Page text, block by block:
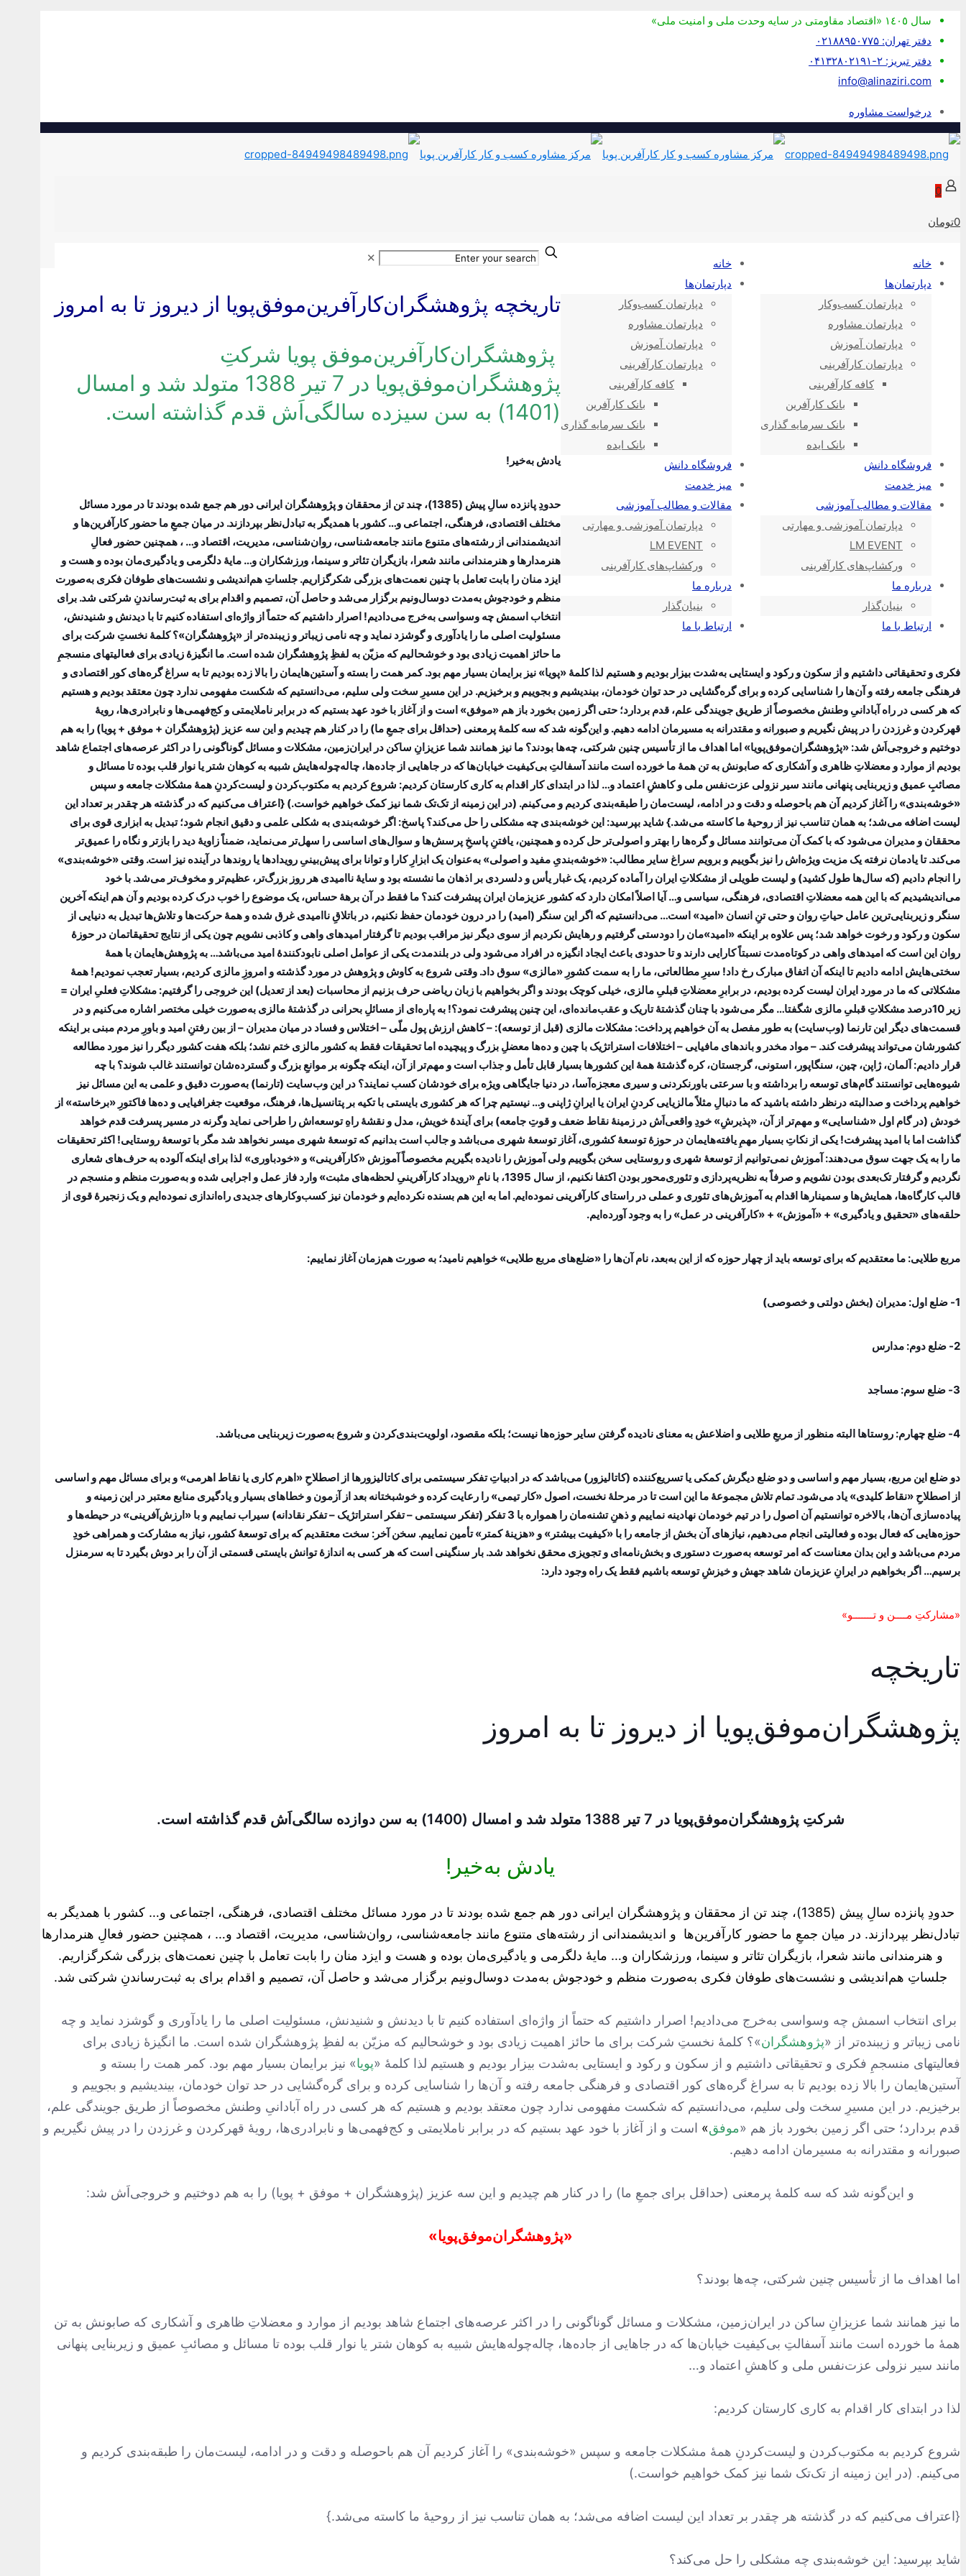
سال ١٤٠٥ «اقتصاد مقاومتی در سايه وحدت ملی و امنيت ملی»
دفتر تهران: ۰۲۱۸۸۹۵۰۷۷۵
دفتر تبریز: ۲-۰۴۱۳۲۸۰۲۱۹۱
info@alinaziri.com
درخواست مشاوره
0
0تومان
خانه
دپارتمان‌ها
دپارتمان کسب‌وکار
دپارتمان مشاوره
دپارتمان آموزش
دپارتمان کارآفرینی
کافه کارآفرینی
بانک کارآفرین
بانک سرمایه گذاری
بانک ایده
فروشگاه دانش
میز خدمت
مقالات و مطالب آموزشی
دپارتمان آموزشی و مهارتی
LM EVENT
ورکشاپ‌های کارآفرینی
درباره ما
بنیان‌گذار
ارتباط با ما
خانه
دپارتمان‌ها
دپارتمان کسب‌وکار
دپارتمان مشاوره
دپارتمان آموزش
دپارتمان کارآفرینی
کافه کارآفرینی
بانک کارآفرین
بانک سرمایه گذاری
بانک ایده
فروشگاه دانش
میز خدمت
مقالات و مطالب آموزشی
دپارتمان آموزشی و مهارتی
LM EVENT
ورکشاپ‌های کارآفرینی
درباره ما
بنیان‌گذار
ارتباط با ما
✕
تاریخچه پژوهشگران‌‌کارآفرین‌موفق‌پویا از دیروز تا به امروز
پژوهشگران‌کارآفرین‌موفق پویا شرکتِ
پژوهشگران‌موفق‌پویا در 7 تیر 1388 متولد شد و امسال
(1401) به سن سیزده سالگی‌اَش‌ قدم گذاشته است.
یادش به‌خیر!
حدودِ پانزده سالِ پیش (1385)، چند تن از محققان و پژوهشگران ایرانی دور هم جمع شده بودند تا در مورد مسائل
مختلف اقتصادی، فرهنگی، اجتماعی و… کشور با همدیگر به تبادل‌نظر بپردازند. در میان جمعِ ما حضور کارآفرین‌ها و
اندیشمندانی از رشته‌های متنوع مانند جامعه‌شناسی، روان‌شناسی، مدیریت، اقتصاد و… ، همچنین حضور فعالِ
هنرمدارها و هنرمندانی مانند شعرا، بازیگران تئاتر و سینما، ورزشکاران و… مایۀ دلگرمی و یادگیری‌مان بوده و هست و
ایزد منان را بابت تعامل با چنین نعمت‌های بزرگی شکرگزاریم. جلساتِ هم‌اندیشی و نشست‌های طوفان‌ فکری به‌صورت
منظم و خودجوش به‌مدت دوسال‌ونیم برگزار می‌شد و حاصل آن، تصمیم و اقدام برای به ثبت‌رساندنِ شرکتی شد. برای
انتخاب اسمش چه وسواسی به‌خرج می‌دادیم! اصرار داشتیم که حتماً از واژه‌ای استفاده کنیم تا با دیدنش و شنیدنش،
مسئولیت اصلی ما را یادآوری و گوشزد نماید و چه نامی زیباتر و زیبنده‌تر از «پژوهشگران»؟ کلمۀ نخستِ شرکت برای
ما حائز اهمیت زیادی بود و خوشحالیم که مزیّن به لفظِ پژوهشگران شده است. ما انگیزۀ زیادی برای فعالیت‎های منسجمِ
فکری و تحقیقاتی داشتیم و از سکون و رکود و ایستایی به‌شدت بیزار بودیم و هستیم لذا کلمۀ «پویا» نیز برایمان بسیار مهم بود. کمر همت را بسته و آستین‌هایمان را بالا زده بودیم تا به سراغ گره‌های کور اقتصادی و
فرهنگی جامعه رفته و آن‌ها را شناسایی کرده و برای گره‌گشایی‌ در حد توان خودمان، بیندیشیم و بجوییم و برخیزیم. در این مسیرِ سخت ولی سلیم، می‌دانستیم که شکست مفهومی ندارد چون معتقد بودیم و هستیم
که هر کسی در راه آبادانیِ وطنش مخصوصاً از طریق جویندگی علم، قدم بردارد؛ حتی اگر زمین بخورد باز هم «موفق» است و از آغاز با خود عهد بستیم که در برابر ناملایمتی و کج‌فهمی‌ها و نابرادری‌ها، رویۀ
قهرکردن و غرزدن را در پیش نگیریم و صبورانه و مقتدرانه به مسیرمان ادامه دهیم. و این‌گونه شد که سه کلمۀ پرمعنی (حداقل برای جمعِ ما) را در کنار هم چیدیم و این سه عزیز (پژوهشگران + موفق + پویا) را به هم
دوختیم و خروجی‌اَش شد: «پژوهشگران‌موفق‌پویا» اما اهداف ما از تأسیس چنین شرکتی، چه‌ها بودند؟ ما نیز همانند شما عزیزانِ ساکن در ایران‌زمین، مشکلات و مسائل گوناگونی را در اکثر عرصه‌های اجتماع شاهد
بودیم از موارد و معضلاتِ ظاهری و آشکاری که صابونش به تن همۀ ما خورده است مانند آسفالتِ بی‌کیفیت خیابان‌ها که در جاهایی از جاده‌ها، چاله‌چوله‌هایش شبیه به کوهان شتر یا نوار قلب بوده تا مسائل و
مصائبِ عمیق و زیربنایی پنهانی مانند سیر نزولی عزت‌نفس ملی و کاهشِ اعتماد و… لذا در ابتدای کار اقدام به کاری کارستان کردیم: شروع کردیم به مکتوب‌کردن و لیست‌کردنِ همۀ مشکلات جامعه و سپس
«خوشه‌بندی» را آغاز کردیم آن هم باحوصله و دقت و در ادامه، لیست‌مان را طبقه‌بندی کردیم و می‌کینم. (در این زمینه از تک‌تک شما نیز کمک خواهیم خواست.) {اعتراف می‌کنیم که در گذشته هر چقدر بر تعداد این
لیست اضافه می‌شد؛ به همان تناسب نیز از روحیۀ ما کاسته می‌شد.} شاید بپرسید: این خوشه‌بندی چه مشکلی را حل می‌کند؟ پاسخ: اگر خوشه‌بندی به شکلی علمی و دقیق انجام شود؛ تبدیل به ابزاری قوی برای
محققان و مدیران می‌شود که با کمک آن می‌توانند مسائل و گره‌ها را بهتر و اصولی‌تر حل کرده و همچنین، یافتنِ پاسخِ پرسش‌ها و سوال‌های اساسی را سهل‌تر می‌نماید، ضمناً زاویۀ دید را بازتر و نگاه را عمیق‌تر
می‌کند. تا یادمان نرفته یک مزیت ویژه‌اش را نیز بگوییم و برویم سراغ سایر مطالب: «خوشه‌بندیِ مفید و اصولی» به‌عنوان یک ابزارِ کارا و توانا برای پیش‌بینیِ رویدادها یا روندها در آینده نیز است. وقتی «خوشه‌بندی»
را انجام دادیم (که سال‌ها طول کشید) و لیست طویلی از مشکلاتِ ایران را آماده کردیم، یک غبار یأس و دلسردی بر اذهان ما نشسته بود و سایۀ ناامیدی هر روز بزرگ‌تر، عظیم‌تر و مخوف‌تر می‌شد. با خود
می‌اندیشیدیم که با این همه معضلاتِ اقتصادی، فرهنگی، سیاسی و… آیا اصلاً امکان دارد که کشور عزیزمان ایران پیشرفت کند؟ ما فقط در آن برهۀ حساس، یک موضوع را خوب درک کرده بودیم و آن هم اینکه آخرین
سنگر و زیربنایی‌ترین عامل حیاتِ روان و حتی تنِ انسان «امید» است… می‌دانستیم که اگر این سنگر (امید) را در درون خودمان حفظ نکنیم، در باتلاقِ ناامیدی غرق شده و همۀ حرکت‌ها و تلاش‌ها تبدیل به دنیایی از
سکون و رکود و رخوت خواهد شد؛ پس علاوه بر اینکه «امید»مان را دودستی گرفتیم و رهایش نکردیم از سوی دیگر نیز مراقب بودیم تا گرفتار امیدهای واهی و کاذبی نشویم چون یکی از نتایج تحقیقاتمان در حوزۀ
روان این است که امیدهای واهی در کوتاه‌مدت نسبتاً کارایی دارند و تا حدودی باعث ایجاد انگیزه در افراد می‌شود ولی در بلندمدت یکی از عوامل اصلی نابودکنندۀ امید می‌باشد… به پژوهش‌هایمان با همۀ
سختی‌هایش ادامه دادیم تا اینکه آن اتفاق مبارک رخ داد! سیرِ مطالعاتی، ما را به سمت کشورِ «مالزی» سوق داد. وقتی شروع به کاوش و پژوهش در مورد گذشته و امروزِ مالزی کردیم، بسیار تعجب نمودیم! همۀ
مشکلاتی که ما در مورد ایران لیست کرده بودیم، در برابرِ معضلاتِ قبلیِ مالزی، خیلی کوچک بودند و اگر بخواهیم با زبان ریاضی حرف بزنیم از محاسبات (بعد از تعدیل) این خروجی را گرفتیم: مشکلاتِ فعلیِ ایران =
زیر 10درصد مشکلاتِ قبلیِ مالزی شگفتا… مگر می‌شود با چنان گذشتۀ تاریک و عقب‌مانده‌ای، این چنین پیشرفت نمود؟! به پاره‌ای از مسائلِ بحرانی در گذشتۀ مالزی به‌صورت خیلی مختصر اشاره می‌کنیم و در
قسمت‌های دیگر این تارنما (وب‌سایت) به‌ طور مفصل به آن خواهیم پرداخت: مشکلات مالزی (قبل از توسعه): – کاهش ارزش پول ملّی – اختلاس و فساد در میان مدیران – از بین رفتنِ امید و باورِ مردم مبنی بر اینکه
کشورشان می‌تواند پیشرفت کند. – مواد مخدر و باندهای مافیایی – اختلافات استراتژیک با چین و ده‌ها معضلِ بزرگ و پیچیده اما تحقیقات فقط به کشور مالزی ختم نشد؛ بلکه هفت کشور دیگر را نیز مورد مطالعه
قرار دادیم: آلمان، ژاپن، چین، سنگاپور، استونی، گرجستان، کره گذشتۀ همۀ این کشورها بسیار قابل تأمل و جذاب است و مهم‌تر از آن، اینکه چگونه بر موانعِ بزرگ و گسترده‌شان توانستند غالب شوند؟ با چه
شیوه‌هایی توانستند گام‌های توسعه را برداشته و با سرعتی باورنکردنی و سیری معجزه‌آسا، در دنیا جایگاهی ویژه برای خودشان کسب نمایند؟ در این وب‌سایت (تارنما) به‌صورت دقیق و علمی به این مسائل نیز
خواهیم پرداخت و صدالبته درنظر داشته باشید که ما دنبالِ مثلاً مالزیایی کردنِ ایران یا ایرانِ ژاپنی و… نیستیم چرا که هر کشوری بایستی با تکیه بر پتانسیل‌ها، فرهنگ‌، موقعیت جغرافیایی و ده‌ها فاکتورِ «برخاسته» از
خودش (در گام اول «شناسایی» و مهم‌تر از آن، «پذیرشِ» خودِ واقعی‌اَش در زمینۀ نقاط ضعف و قوتِ جامعه‌) برای آیندۀ خویش، مدل و نقشۀ راهِ توسعه‌اش را طراحی نماید وگرنه در مسیر پسرفت قدم خواهد
گذاشت اما با امید پیشرفت! یکی از نکاتِ بسیار مهمِ یافته‌هایمان در حوزۀ توسعۀ کشوری، آغاز توسعۀ شهری می‌باشد و جالب است بدانیم که توسعۀ شهری میسر نخواهد شد مگر با توسعۀ روستایی! اکثر تحقیقات
ما را به یک جهت سوق می‌دهند: آموزش نمی‌توانیم از توسعۀ شهری و روستایی سخن بگوییم ولی آموزش را نادیده بگیریم مخصوصاً آموزش «کارآفرینی» و «خودباوری» لذا برای اینکه آلوده به حرف‌های شعاری
نگردیم و گرفتار تک‌بعدی بودن نشویم و صرفاً به نظریه‌پردازی و تئوری‌محور بودن اکتفا نکنیم، از سال 1395، با نامِ «رویداد کارآفرینیِ لحظه‌های مثبت» وارد فاز عمل و اجرایی شده‌ و به‌صورت منظم و منسجم در
قالب کارگاه‌ها، همایش‌ها و سمینارها اقدام به آموزش‌های تئوری و عملی در راستای کارآفرینی نموده‌ایم. اما به این هم بسنده نکرده‌ایم و خودمان نیز کسب‌وکارهای جدیدی راه‌اندازی نموده‌ایم و یک زنجیرۀ قوی از
حلقه‌های «تحقیق و یادگیری» + «آموزش» + «کارآفرینی در عمل» را به وجود آورده‌ایم.
مربع طلایی: ما معتقدیم که برای توسعه باید از چهار حوزه که از این به‌بعد، نام آن‌ها را «ضلع‌های مربع طلایی» خواهیم نامید؛ به صورت هم‌زمان آغاز نماییم:
1- ضلع اول: مدیران (بخش دولتی و خصوصی)
2- ضلع دوم: مدارس
3- ضلع سوم: مساجد
4- ضلع چهارم: روستاها البته منظور از مربعِ طلایی و اضلاعش به معنای نادیده گرفتن سایر حوزه‌ها نیست؛ بلکه مقصود، اولویت‌بندی‌کردن و شروع به‌صورت زیربنایی می‌باشد.
دو ضلع این مربع، بسیار مهم و اساسی و دو ضلع دیگرش کمکی یا تسریع‌کننده (کاتالیزور) می‌باشد که در ادبیاتِ تفکر سیستمی برای کاتالیزورها از اصطلاحِ «اهرم کاری یا نقاط اهرمی» و برای مسائل مهم و اساسی
از اصطلاحِ «نقاط کلیدی» یاد می‌شود. تمام تلاش مجموعۀ ما این است تا در مرحلۀ نخست، اصول «کار تیمی» را رعایت کرده و خوشبختانه بعد از آزمون و خطاهای بسیار و یادگیری منابع معتبر در این زمینه و
پیاده‌سازی آن‌ها، بالاخره توانستیم آن اصول را در تیم خودمان نهادینه نماییم و ذهنِ تشنه‌مان را همواره با 3 تفکر (تفکر سیستمی – تفکر استراتژیک – تفکر نقادانه) سیراب نماییم و با «ارزش‌آفرینی» در حیطه‌ها و
حوزه‌هایی که فعال بوده و فعالیتی انجام می‌دهیم، نیازهای آن بخش از جامعه را با «کیفیت بیشتر» و «هزینۀ کمتر» تأمین نماییم. سخن آخر: سخت معتقدیم که برای توسعۀ کشور، نیاز به مشارکت و همراهی خودِ
مردم می‌باشد و این بدان معناست که امر توسعه به‌صورت دستوری و بخش‌نامه‌ای و تجویزی محقق نخواهد شد. بار سنگینی است که هر کسی به اندازۀ توانش بایستی قسمتی از آن را بر دوش بگیرد تا به سرمنزل
برسیم… اگر بخواهیم در ایرانِ عزیزمان شاهد جهش و خیزشِ توسعه باشیم فقط یک راه وجود دارد:
«مشارکتِ مــــن و تـــــــو»
تاریخچه
پژوهشگران‌موفق‌پویا از دیروز تا به امروز
شرکتِ پژوهشگران‌موفق‌پویا در 7 تیر 1388 متولد شد و امسال (1400) به سن دوازده سالگی‌اَش‌ قدم گذاشته است.
یادش به‌خیر!
حدودِ پانزده سالِ پیش (1385)، چند تن از محققان و پژوهشگران ایرانی دور هم جمع شده بودند تا در مورد مسائل مختلف اقتصادی، فرهنگی، اجتماعی و… کشور با همدیگر به
تبادل‌نظر بپردازند. در میان جمعِ ما حضور کارآفرین‌ها و اندیشمندانی از رشته‌های متنوع مانند جامعه‌شناسی، روان‌شناسی، مدیریت، اقتصاد و… ، همچنین حضور فعالِ هنرمدارها
و هنرمندانی مانند شعرا، بازیگران تئاتر و سینما، ورزشکاران و… مایۀ دلگرمی و یادگیری‌مان بوده و هست و ایزد منان را بابت تعامل با چنین نعمت‌های بزرگی شکرگزاریم.
جلساتِ هم‌اندیشی و نشست‌های طوفان‌ فکری به‌صورت منظم و خودجوش به‌مدت دوسال‌ونیم برگزار می‌شد و حاصل آن، تصمیم و اقدام برای به ثبت‌رساندنِ شرکتی شد.
برای انتخاب اسمش چه وسواسی به‌خرج می‌دادیم! اصرار داشتیم که حتماً از واژه‌ای استفاده کنیم تا با دیدنش و شنیدنش، مسئولیت اصلی ما را یادآوری و گوشزد نماید و چه
نامی زیباتر و زیبنده‌تر از «پژوهشگران»؟ کلمۀ نخستِ شرکت برای ما حائز اهمیت زیادی بود و خوشحالیم که مزیّن به لفظِ پژوهشگران شده است. ما انگیزۀ زیادی برای
فعالیت‎های منسجمِ فکری و تحقیقاتی داشتیم و از سکون و رکود و ایستایی به‌شدت بیزار بودیم و هستیم لذا کلمۀ «
پویا» نیز برایمان بسیار مهم بود. کمر همت را بسته و
آستین‌هایمان را بالا زده بودیم تا به سراغ گره‌های کور اقتصادی و فرهنگی جامعه رفته و آن‌ها را شناسایی کرده و برای گره‌گشایی‌ در حد توان خودمان، بیندیشیم و بجوییم و
برخیزیم. در این مسیرِ سخت ولی سلیم، می‌دانستیم که شکست مفهومی ندارد چون معتقد بودیم و هستیم که هر کسی در راه آبادانیِ وطنش مخصوصاً از طریق جویندگی علم،
قدم بردارد؛ حتی اگر زمین بخورد باز هم «موفق» است و از آغاز با خود عهد بستیم که در برابر ناملایمتی و کج‌فهمی‌ها و نابرادری‌ها، رویۀ قهرکردن و غرزدن را در پیش نگیریم و
صبورانه و مقتدرانه به مسیرمان ادامه دهیم.
و این‌گونه شد که سه کلمۀ پرمعنی (حداقل برای جمعِ ما) را در کنار هم چیدیم و این سه عزیز (پژوهشگران + موفق + پویا) را به هم دوختیم و خروجی‌اَش شد:
«پژوهشگران‌موفق‌پویا»
اما اهداف ما از تأسیس چنین شرکتی، چه‌ها بودند؟
ما نیز همانند شما عزیزانِ ساکن در ایران‌زمین، مشکلات و مسائل گوناگونی را در اکثر عرصه‌های اجتماع شاهد بودیم از موارد و معضلاتِ ظاهری و آشکاری که صابونش به تن
همۀ ما خورده است مانند آسفالتِ بی‌کیفیت خیابان‌ها که در جاهایی از جاده‌ها، چاله‌چوله‌هایش شبیه به کوهان شتر یا نوار قلب بوده تا مسائل و مصائبِ عمیق و زیربنایی پنهانی
مانند سیر نزولی عزت‌نفس ملی و کاهشِ اعتماد و…
لذا در ابتدای کار اقدام به کاری کارستان کردیم:
شروع کردیم به مکتوب‌کردن و لیست‌کردنِ همۀ مشکلات جامعه و سپس «خوشه‌بندی» را آغاز کردیم آن هم باحوصله و دقت و در ادامه، لیست‌مان را طبقه‌بندی کردیم و
می‌کینم. (در این زمینه از تک‌تک شما نیز کمک خواهیم خواست.)
{اعتراف می‌کنیم که در گذشته هر چقدر بر تعداد این لیست اضافه می‌شد؛ به همان تناسب نیز از روحیۀ ما کاسته می‌شد.}
شاید بپرسید: این خوشه‌بندی چه مشکلی را حل می‌کند؟